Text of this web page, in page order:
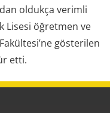
oldukça verimli
Lisesi öğretmen ve
gösterilen
etti.